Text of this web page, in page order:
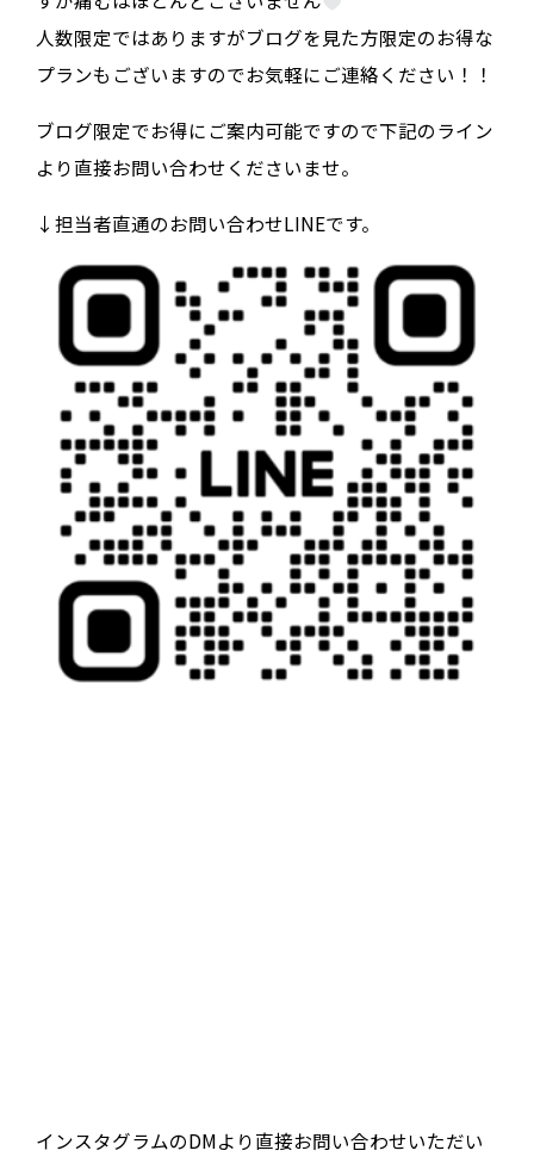
人数限定ではありますがブログを見た方限定のお得な
プランもございますのでお気軽にご連絡ください！！
ブログ限定でお得にご案内可能ですので下記のライン
より直接お問い合わせくださいませ。
↓担当者直通のお問い合わせLINEです。
インスタグラムのDMより直接お問い合わせいただい